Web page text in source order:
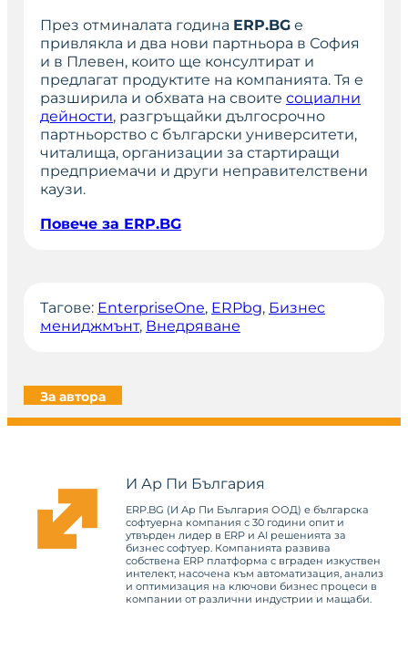
През отминалата година ERP.BG е
привлякла и два нови партньора в София
и в Плевен, които ще консултират и
предлагат продуктите на компанията. Тя е
разширила и обхвата на своите социални
дейности, разгръщайки дългосрочно
партньорство с български университети,
читалища, организации за стартиращи
предприемачи и други неправителствени
каузи.
Повече за ERP.BG
Тагове: EnterpriseOne, ERPbg, Бизнес
мениджмънт, Внедряване
За автора
И Ар Пи България
ERP.BG (И Ар Пи България ООД) е българска
софтуерна компания с 30 години опит и
утвърден лидер в ERP и AI решенията за
бизнес софтуер. Компанията развива
собствена ERP платформа с вграден изкуствен
интелект, насочена към автоматизация, анализ
и оптимизация на ключови бизнес процеси в
компании от различни индустрии и мащаби.